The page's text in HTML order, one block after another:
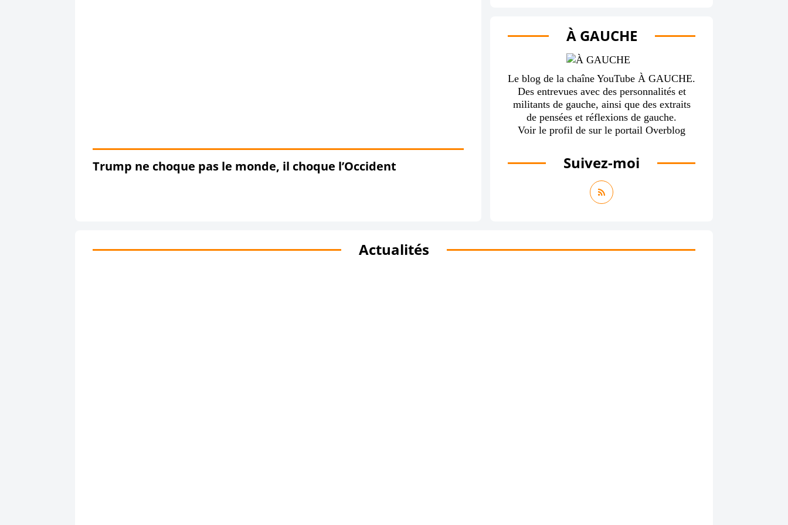
Trump ne choque pas le monde, il choque l’Occident
À GAUCHE
Le blog de la chaîne YouTube À GAUCHE.
Des entrevues avec des personnalités et
militants de gauche, ainsi que des extraits
de pensées et réflexions de gauche.
Voir le profil de sur le portail Overblog
Suivez-moi
Actualités